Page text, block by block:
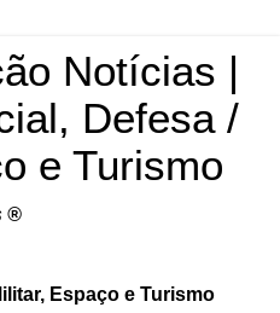
Notícias |
Defesa /
e Turismo
®
Espaço e Turismo